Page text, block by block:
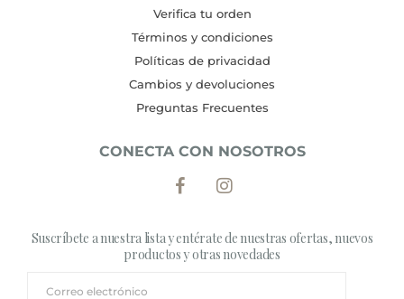
Verifica tu orden
Términos y condiciones
Políticas de privacidad
Cambios y devoluciones
Preguntas Frecuentes
CONECTA CON NOSOTROS
Suscríbete a nuestra lista y entérate de nuestras ofertas, nuevos
productos y otras novedades